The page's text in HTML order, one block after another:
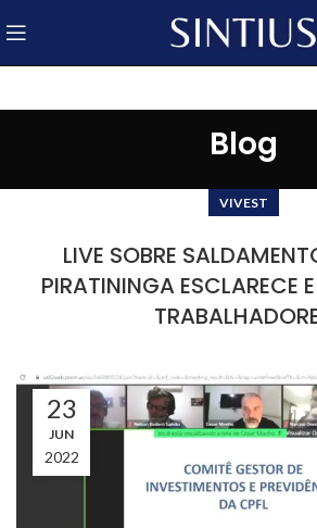
Blog
VIVEST
LIVE SOBRE
PIRATININGA ESCLARECE
23
JUN
2022